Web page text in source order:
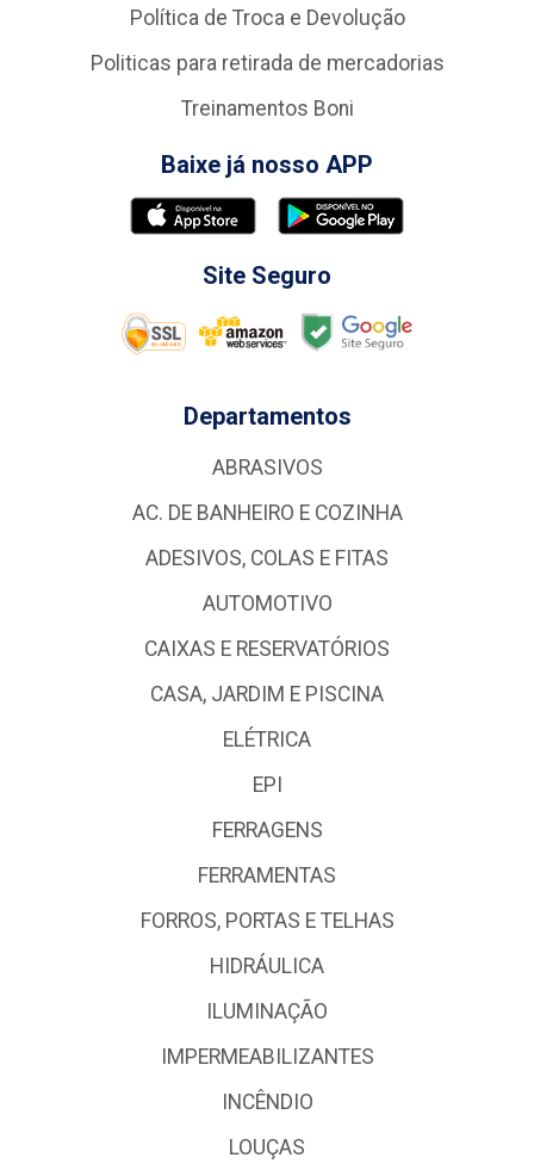
Política de Troca e Devolução
Politicas para retirada de mercadorias
Treinamentos Boni
Baixe já nosso APP
Site Seguro
Departamentos
ABRASIVOS
AC. DE BANHEIRO E COZINHA
ADESIVOS, COLAS E FITAS
AUTOMOTIVO
CAIXAS E RESERVATÓRIOS
CASA, JARDIM E PISCINA
ELÉTRICA
EPI
FERRAGENS
FERRAMENTAS
FORROS, PORTAS E TELHAS
HIDRÁULICA
ILUMINAÇÃO
IMPERMEABILIZANTES
INCÊNDIO
LOUÇAS